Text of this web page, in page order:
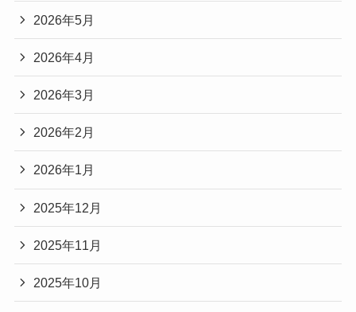
2026年5月
2026年4月
2026年3月
2026年2月
2026年1月
2025年12月
2025年11月
2025年10月